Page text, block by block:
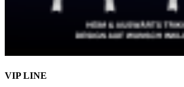
VIP LINE